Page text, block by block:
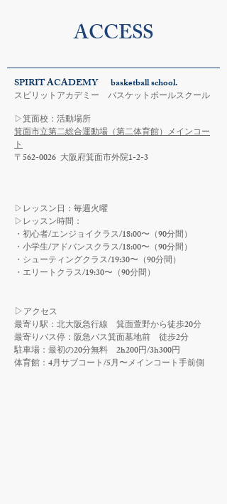
ACCESS
SPIRIT ACADEMY basketball school.
スピリットアカデミー バスケットボールスクール
​▷箕面校：活動場所
箕面市立第二総合運動場（第二体育館）メインコー
ト
〒562-0026 大阪府箕面市外院1-2-3
▷レッスン日 ：毎週火曜
▷レッスン時間：
・ 初心者/エンジョイクラス/18:00〜（90分間）
​・小学生/アドバンスクラス/18:00〜（90分間）
・シューティングクラス/19:30〜（90分間）
​・エリートクラス/19:30〜（90分間）
▷アクセス
​最寄り駅：北大阪急行線 箕面萱野から徒歩20分
最寄りバス停：阪急バス箕面墓地前 徒歩2分
駐車場：最初の20分無料 2h200円/3h300円
体育館：4月サブコート/5月〜メインコート手前側